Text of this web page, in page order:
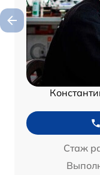
Стаж